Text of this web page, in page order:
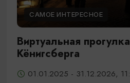
САМОЕ ИНТЕРЕСНОЕ
Виртуальная
Кёнигсберга
01.01.2025 - 31.12.2026,